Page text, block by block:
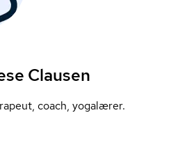
Clausen
coach, yogalærer.